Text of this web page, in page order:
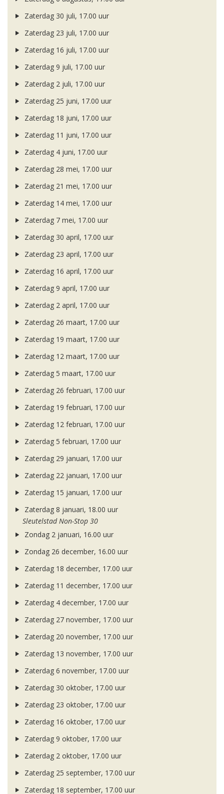
Zaterdag 30 juli, 17.00 uur
Zaterdag 23 juli, 17.00 uur
Zaterdag 16 juli, 17.00 uur
Zaterdag 9 juli, 17.00 uur
Zaterdag 2 juli, 17.00 uur
Zaterdag 25 juni, 17.00 uur
Zaterdag 18 juni, 17.00 uur
Zaterdag 11 juni, 17.00 uur
Zaterdag 4 juni, 17.00 uur
Zaterdag 28 mei, 17.00 uur
Zaterdag 21 mei, 17.00 uur
Zaterdag 14 mei, 17.00 uur
Zaterdag 7 mei, 17.00 uur
Zaterdag 30 april, 17.00 uur
Zaterdag 23 april, 17.00 uur
Zaterdag 16 april, 17.00 uur
Zaterdag 9 april, 17.00 uur
Zaterdag 2 april, 17.00 uur
Zaterdag 26 maart, 17.00 uur
Zaterdag 19 maart, 17.00 uur
Zaterdag 12 maart, 17.00 uur
Zaterdag 5 maart, 17.00 uur
Zaterdag 26 februari, 17.00 uur
Zaterdag 19 februari, 17.00 uur
Zaterdag 12 februari, 17.00 uur
Zaterdag 5 februari, 17.00 uur
Zaterdag 29 januari, 17.00 uur
Zaterdag 22 januari, 17.00 uur
Zaterdag 15 januari, 17.00 uur
Zaterdag 8 januari, 18.00 uur
Sleutelstad Non-Stop 30
Zondag 2 januari, 16.00 uur
Zondag 26 december, 16.00 uur
Zaterdag 18 december, 17.00 uur
Zaterdag 11 december, 17.00 uur
Zaterdag 4 december, 17.00 uur
Zaterdag 27 november, 17.00 uur
Zaterdag 20 november, 17.00 uur
Zaterdag 13 november, 17.00 uur
Zaterdag 6 november, 17.00 uur
Zaterdag 30 oktober, 17.00 uur
Zaterdag 23 oktober, 17.00 uur
Zaterdag 16 oktober, 17.00 uur
Zaterdag 9 oktober, 17.00 uur
Zaterdag 2 oktober, 17.00 uur
Zaterdag 25 september, 17.00 uur
Zaterdag 18 september, 17.00 uur